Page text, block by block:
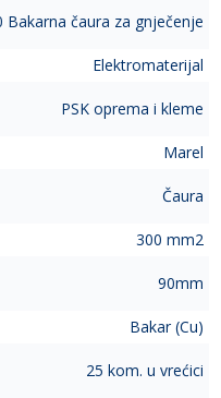
Bakarna čaura za gnječenje
Elektromaterijal
PSK oprema i kleme
Marel
Čaura
300 mm2
90mm
Bakar (Cu)
25 kom. u vrećici